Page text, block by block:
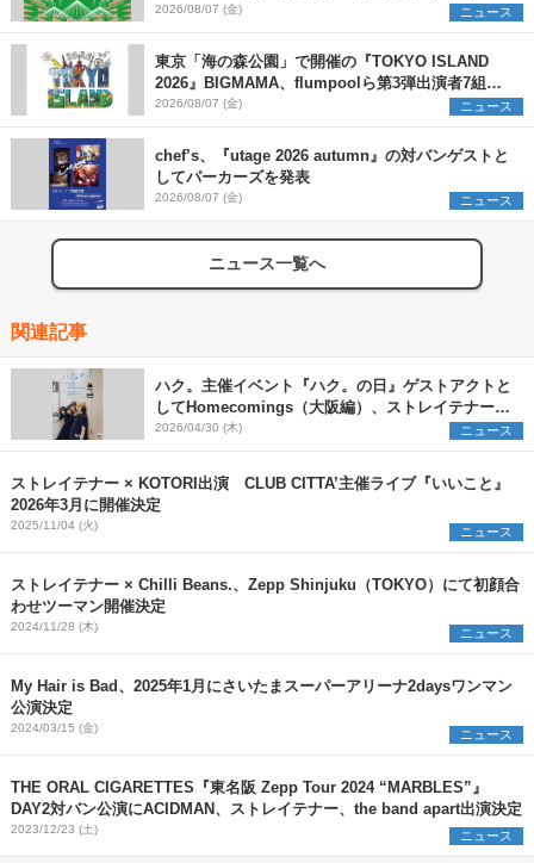
発表
2026/08/07 (金) ニュース
東京「海の森公園」で開催の『TOKYO ISLAND
2026』BIGMAMA、flumpoolら第3弾出演者7組を
発表 ワークショップ・アート出展者を募集
2026/08/07 (金) ニュース
chef’s、『utage 2026 autumn』の対バンゲストと
してパーカーズを発表
2026/08/07 (金) ニュース
ニュース一覧へ
関連記事
ハク。主催イベント『ハク。の日』ゲストアクトと
してHomecomings（大阪編）、ストレイテナー
（東京編）を発表
2026/04/30 (木) ニュース
ストレイテナー × KOTORI出演 CLUB CITTA’主催ライブ『いいこと』
2026年3月に開催決定
2025/11/04 (火) ニュース
ストレイテナー × Chilli Beans.、Zepp Shinjuku（TOKYO）にて初顔合
わせツーマン開催決定
2024/11/28 (木) ニュース
My Hair is Bad、2025年1月にさいたまスーパーアリーナ2daysワンマン
公演決定
2024/03/15 (金) ニュース
THE ORAL CIGARETTES『東名阪 Zepp Tour 2024 “MARBLES”』
DAY2対バン公演にACIDMAN、ストレイテナー、the band apart出演決定
2023/12/23 (土) ニュース